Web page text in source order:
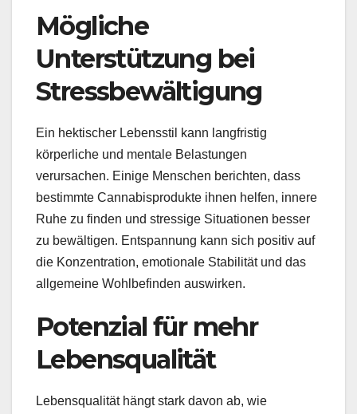
Mögliche
Unterstützung bei
Stressbewältigung
Ein hektischer Lebensstil kann langfristig
körperliche und mentale Belastungen
verursachen. Einige Menschen berichten, dass
bestimmte Cannabisprodukte ihnen helfen, innere
Ruhe zu finden und stressige Situationen besser
zu bewältigen. Entspannung kann sich positiv auf
die Konzentration, emotionale Stabilität und das
allgemeine Wohlbefinden auswirken.
Potenzial für mehr
Lebensqualität
Lebensqualität hängt stark davon ab, wie